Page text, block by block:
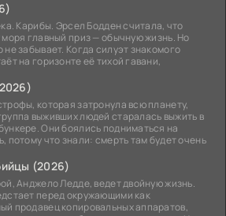
Карибы. Эрсел Бодден считала, что
моря главный приз — обычную жизнь. Но
не забывает. Когда силуэт знакомого
на горизонте её тихой гавани,
которая затронула всю планету,
выживших людей старалась выжить в
Они боялись подниматься на
потому что знали: смерть там будет очень
(2026)
Анджело Ледде, ведет двойную жизнь.
перед окружающими как
продавец копировальных аппаратов,